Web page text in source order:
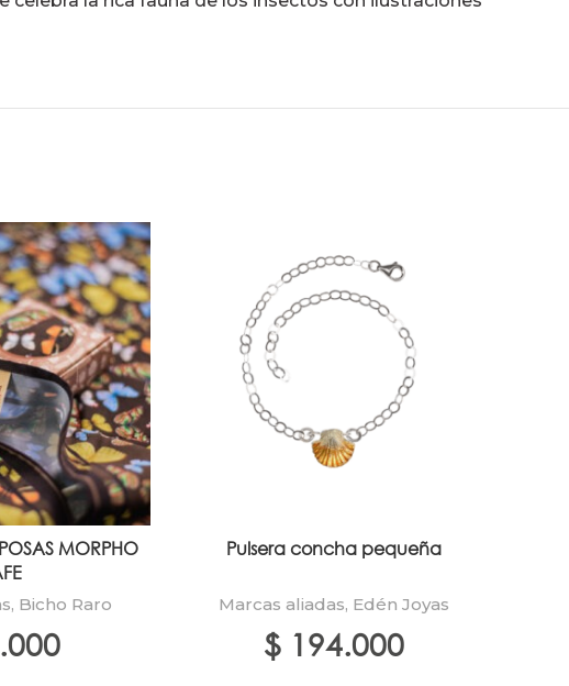
MORPHO
, Bicho Raro
Pulsera concha pequeña
Marcas aliadas, Edén Joyas
$ 194.000